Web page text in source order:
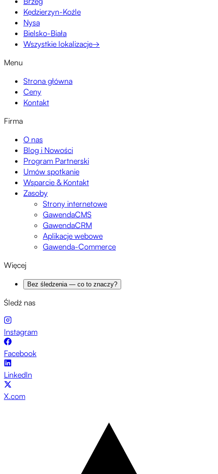
Kędzierzyn-Koźle
Nysa
Bielsko-Biała
Wszystkie lokalizacje→
Menu
Strona główna
Ceny
Kontakt
Firma
O nas
Blog i Nowości
Program Partnerski
Umów spotkanie
Wsparcie & Kontakt
Zasoby
Strony internetowe
GawendaCMS
GawendaCRM
Aplikacje webowe
Gawenda-Commerce
Więcej
Bez śledzenia — co to znaczy?
Śledź nas
Instagram
Facebook
LinkedIn
X.com